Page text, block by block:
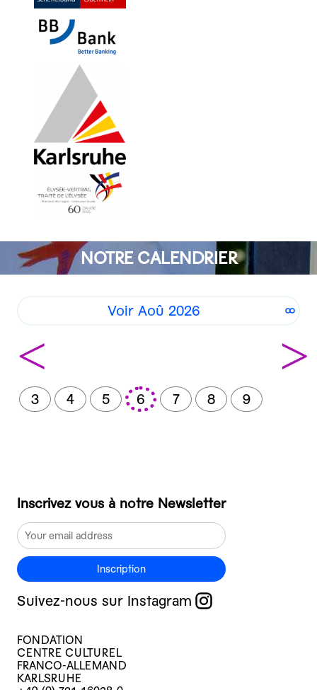
NOTRE CALENDRIER
Voir Aoû 2026
< >
3 4 5 6 7 8 9
Inscrivez vous à notre Newsletter
Inscription
Suivez-nous sur Instagram
FONDATION
CENTRE CULTUREL
FRANCO-ALLEMAND
KARLSRUHE